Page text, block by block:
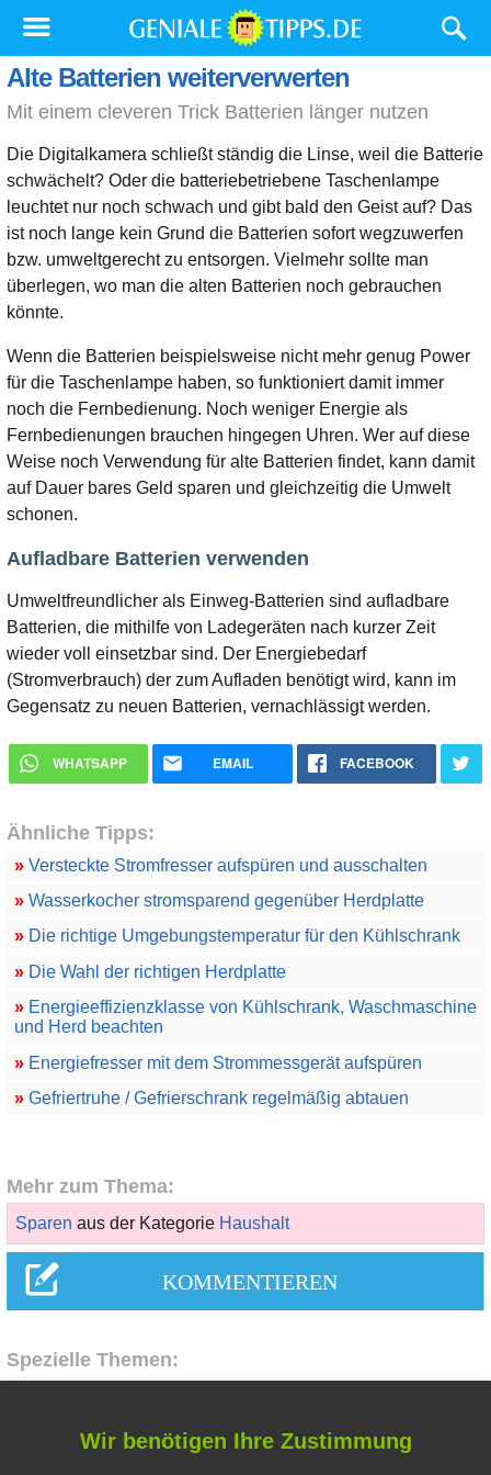
Alte Batterien weiterverwerten
Mit einem cleveren Trick Batterien länger nutzen
Die Digitalkamera schließt ständig die Linse, weil die Batterie
schwächelt? Oder die batteriebetriebene Taschenlampe
leuchtet nur noch schwach und gibt bald den Geist auf? Das
ist noch lange kein Grund die Batterien sofort wegzuwerfen
bzw. umweltgerecht zu entsorgen. Vielmehr sollte man
überlegen, wo man die alten Batterien noch gebrauchen
könnte.
Wenn die Batterien beispielsweise nicht mehr genug Power
für die Taschenlampe haben, so funktioniert damit immer
noch die Fernbedienung. Noch weniger Energie als
Fernbedienungen brauchen hingegen Uhren. Wer auf diese
Weise noch Verwendung für alte Batterien findet, kann damit
auf Dauer bares Geld sparen und gleichzeitig die Umwelt
schonen.
Aufladbare Batterien verwenden
Umweltfreundlicher als Einweg-Batterien sind aufladbare
Batterien, die mithilfe von Ladegeräten nach kurzer Zeit
wieder voll einsetzbar sind. Der Energiebedarf
(Stromverbrauch) der zum Aufladen benötigt wird, kann im
Gegensatz zu neuen Batterien, vernachlässigt werden.
WHATSAPP EMAIL FACEBOOK
Ähnliche Tipps:
»Versteckte Stromfresser aufspüren und ausschalten
»Wasserkocher stromsparend gegenüber Herdplatte
»Die richtige Umgebungstemperatur für den Kühlschrank
»Die Wahl der richtigen Herdplatte
»Energieeffizienzklasse von Kühlschrank, Waschmaschine
und Herd beachten
»Energiefresser mit dem Strommessgerät aufspüren
»Gefriertruhe / Gefrierschrank regelmäßig abtauen
Mehr zum Thema:
Sparen aus der Kategorie Haushalt
Spezielle Themen:
Wir benötigen Ihre Zustimmung